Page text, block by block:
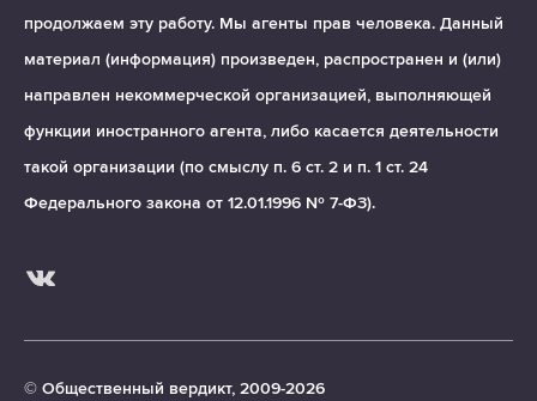
продолжаем эту работу. Мы агенты прав человека. Данный
материал (информация) произведен, распространен и (или)
направлен некоммерческой организацией, выполняющей
функции иностранного агента, либо касается деятельности
такой организации (по смыслу п. 6 ст. 2 и п. 1 ст. 24
Федерального закона от 12.01.1996 № 7-ФЗ).
© Общественный вердикт, 2009-2026